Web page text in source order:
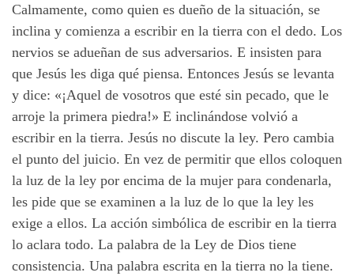
Calmamente, como quien es dueño de la situación, se
inclina y comienza a escribir en la tierra con el dedo. Los
nervios se adueñan de sus adversarios. E insisten para
que Jesús les diga qué piensa. Entonces Jesús se levanta
y dice: «¡Aquel de vosotros que esté sin pecado, que le
arroje la primera piedra!» E inclinándose volvió a
escribir en la tierra. Jesús no discute la ley. Pero cambia
el punto del juicio. En vez de permitir que ellos coloquen
la luz de la ley por encima de la mujer para condenarla,
les pide que se examinen a la luz de lo que la ley les
exige a ellos. La acción simbólica de escribir en la tierra
lo aclara todo. La palabra de la Ley de Dios tiene
consistencia. Una palabra escrita en la tierra no la tiene.